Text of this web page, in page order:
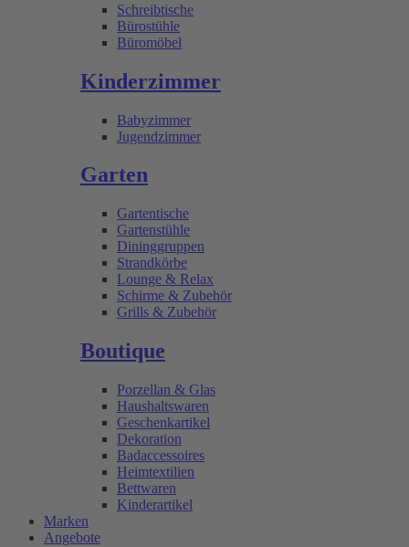
Schreibtische
Bürostühle
Büromöbel
Kinderzimmer
Babyzimmer
Jugendzimmer
Garten
Gartentische
Gartenstühle
Dininggruppen
Strandkörbe
Lounge & Relax
Schirme & Zubehör
Grills & Zubehör
Boutique
Porzellan & Glas
Haushaltswaren
Geschenkartikel
Dekoration
Badaccessoires
Heimtextilien
Bettwaren
Kinderartikel
Marken
Angebote